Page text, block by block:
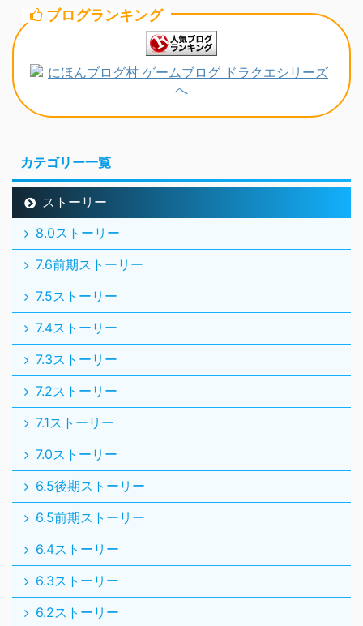
ブログランキング
カテゴリー一覧
ストーリー
8.0ストーリー
7.6前期ストーリー
7.5ストーリー
7.4ストーリー
7.3ストーリー
7.2ストーリー
7.1ストーリー
7.0ストーリー
6.5後期ストーリー
6.5前期ストーリー
6.4ストーリー
6.3ストーリー
6.2ストーリー